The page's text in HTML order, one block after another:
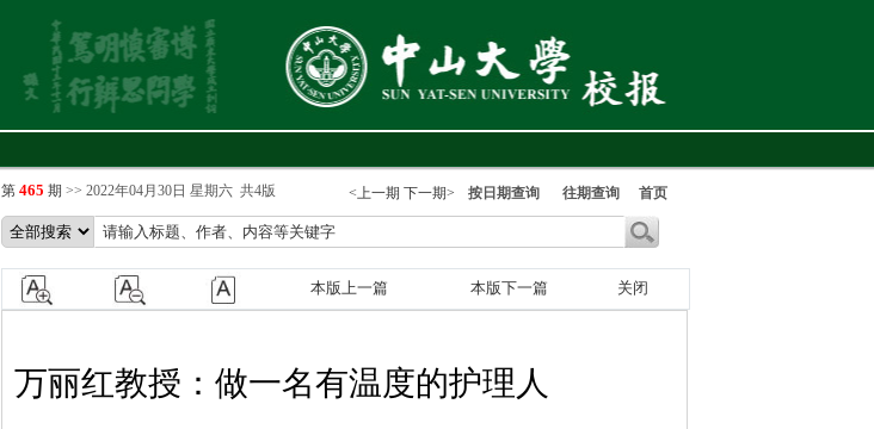
第 465 期 >> 2022年04月30日 星期六 共4版 <上一期 下一期> 按日期查询 往期查询 首页
本版上一篇 本版下一篇 关闭
万丽红教授：做一名有温度的护理人